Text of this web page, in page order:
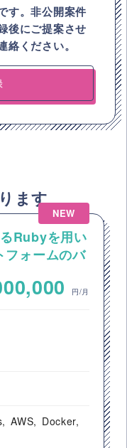
す。非公開案件
後にご提案させ
ください。
ます
NEW
Rubyを用い
フォームのバ
円/月
AWS
Docker